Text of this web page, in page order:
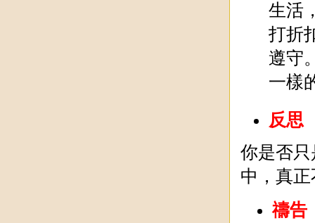
生活
打折
遵守
一樣
反思
你是否
中，真
禱告